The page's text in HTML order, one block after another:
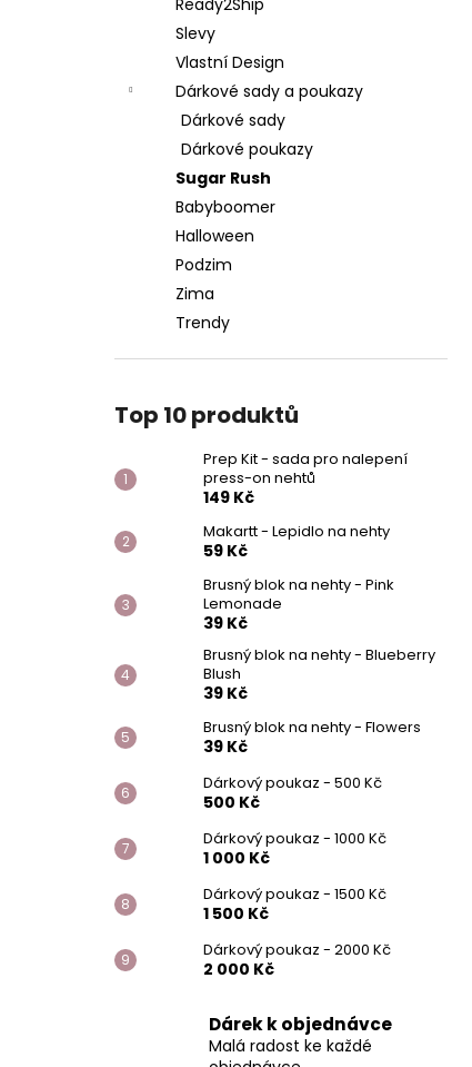
Ready2Ship
Slevy
Vlastní Design
Dárkové sady a poukazy
Dárkové sady
Dárkové poukazy
Sugar Rush
Babyboomer
Halloween
Podzim
Zima
Trendy
Top 10 produktů
Prep Kit - sada pro nalepení
press-on nehtů
149 Kč
Makartt - Lepidlo na nehty
59 Kč
Brusný blok na nehty - Pink
Lemonade
39 Kč
Brusný blok na nehty - Blueberry
Blush
39 Kč
Brusný blok na nehty - Flowers
39 Kč
Dárkový poukaz - 500 Kč
500 Kč
Dárkový poukaz - 1000 Kč
1 000 Kč
Dárkový poukaz - 1500 Kč
1 500 Kč
Dárkový poukaz - 2000 Kč
2 000 Kč
Dárek k objednávce
Malá radost ke každé